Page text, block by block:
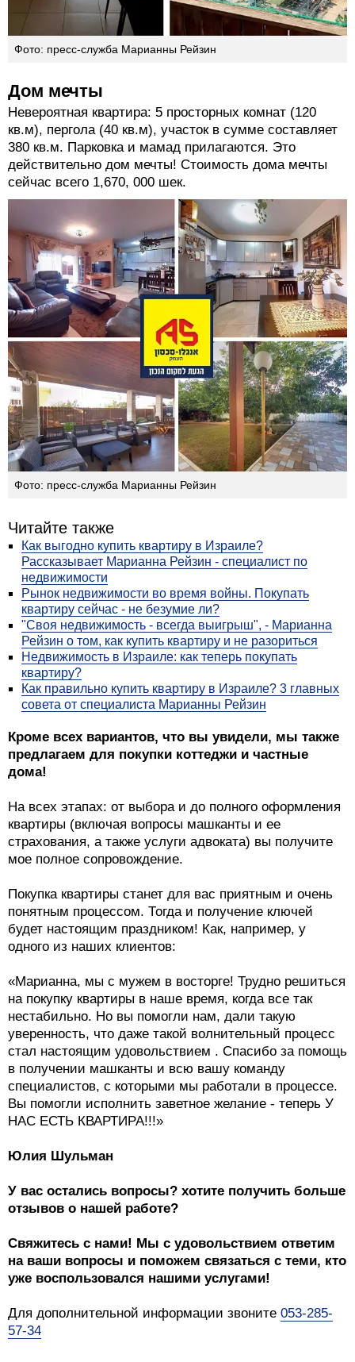
Фото: пресс-служба Марианны Рейзин
Дом мечты
Невероятная квартира: 5 просторных комнат (120
кв.м), пергола (40 кв.м), участок в сумме составляет
380 кв.м. Парковка и мамад прилагаются. Это
действительно дом мечты! Стоимость дома мечты
сейчас всего 1,670, 000 шек.
Фото: пресс-служба Марианны Рейзин
Читайте также
Как выгодно купить квартиру в Израиле?
Рассказывает Марианна Рейзин - специалист по
недвижимости
Рынок недвижимости во время войны. Покупать
квартиру сейчас - не безумие ли?
"Своя недвижимость - всегда выигрыш", - Марианна
Рейзин о том, как купить квартиру и не разориться
Недвижимость в Израиле: как теперь покупать
квартиру?
Как правильно купить квартиру в Израиле? 3 главных
совета от специалиста Марианны Рейзин
Кроме всех вариантов, что вы увидели, мы также
предлагаем для покупки коттеджи и частные
дома!
На всех этапах: от выбора и до полного оформления
квартиры (включая вопросы машканты и ее
страхования, а также услуги адвоката) вы получите
мое полное сопровождение.
Покупка квартиры станет для вас приятным и очень
понятным процессом. Тогда и получение ключей
будет настоящим праздником! Как, например, у
одного из наших клиентов:
«Марианна, мы с мужем в восторге! Трудно решиться
на покупку квартиры в наше время, когда все так
нестабильно. Но вы помогли нам, дали такую
уверенность, что даже такой волнительный процесс
стал настоящим удовольствием . Спасибо за помощь
в получении машканты и всю вашу команду
специалистов, с которыми мы работали в процессе.
Вы помогли исполнить заветное желание - теперь У
НАС ЕСТЬ КВАРТИРА!!!»
Юлия Шульман
У вас остались вопросы? хотите получить больше
отзывов о нашей работе?
Свяжитесь с нами! Мы с удовольствием ответим
на ваши вопросы и поможем связаться с теми, кто
уже воспользовался нашими услугами!
Для дополнительной информации звоните 053-285-
57-34